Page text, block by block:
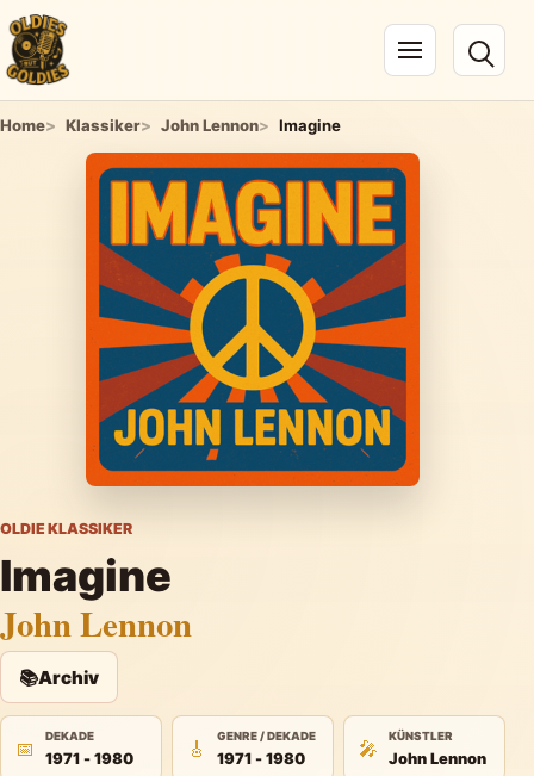
Navigation öffnen
Home Klassiker John Lennon Imagine
OLDIE KLASSIKER
Imagine
John Lennon
📚Archiv
📅
DEKADE
1971 - 1980 🎸
GENRE / DEKADE
1971 - 1980 🎤
KÜNSTLER
John Lennon